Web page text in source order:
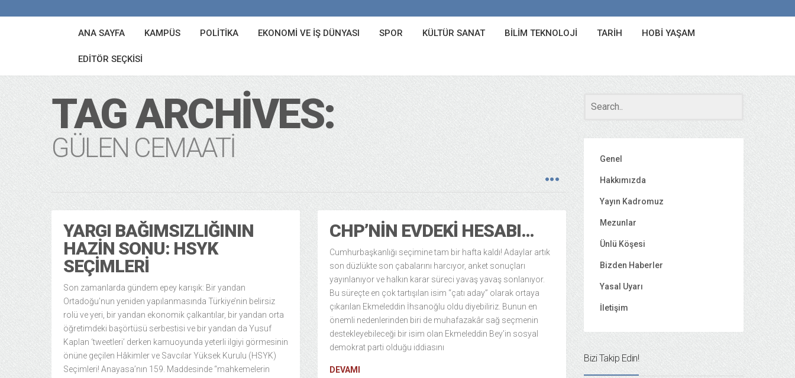
ANA SAYFA KAMPÜS POLITIKA EKONOMI VE İŞ DÜNYASI SPOR KÜLTÜR SANAT BILIM TEKNOLOJI TARIH HOBI YAŞAM
EDITÖR SEÇKISI
TAG ARCHIVES:
GÜLEN CEMAATI
YARGI BAĞIMSIZLIĞININ
HAZIN SONU: HSYK
SEÇIMLERI
Son zamanlarda gündem epey karışık: Bir yandan
Ortadoğu’nun yeniden yapılanmasında Türkiye’nin belirsiz
rolü ve yeri, bir yandan ekonomik çalkantılar, bir yandan orta
öğretimdeki başörtüsü serbestisi ve bir yandan da Yusuf
Kaplan ‘tweetleri’ derken kamuoyunda yeterli ilgiyi görmesinin
önüne geçilen Hâkimler ve Savcılar Yüksek Kurulu (HSYK)
Seçimleri! Anayasa’nın 159. Maddesinde “mahkemelerin
CHP’NIN EVDEKI HESABI…
Cumhurbaşkanlığı seçimine tam bir hafta kaldı! Adaylar artık
son düzlükte son çabalarını harcıyor, anket sonuçları
yayınlanıyor ve halkın karar süreci yavaş yavaş sonlanıyor.
Bu süreçte en çok tartışılan isim “çatı aday” olarak ortaya
çıkarılan Ekmeleddin İhsanoğlu oldu diyebiliriz. Bunun en
önemli nedenlerinden biri de muhafazakâr sağ seçmenin
destekleyebileceği bir isim olan Ekmeleddin Bey’in sosyal
demokrat parti olduğu iddiasını
DEVAMI
Genel
Hakkımızda
Yayın Kadromuz
Mezunlar
Ünlü Köşesi
Bizden Haberler
Yasal Uyarı
İletişim
Bizi Takip Edin!